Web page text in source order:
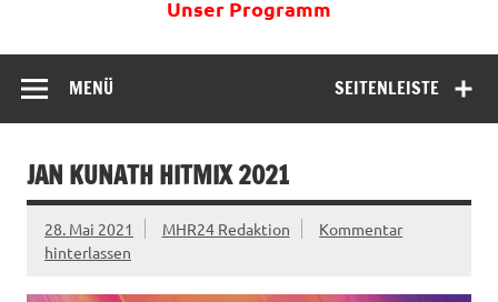
Unser Programm
SEITENLEISTE
MENÜ
JAN KUNATH HITMIX 2021
28. Mai 2021 MHR24 Redaktion
Kommentar
hinterlassen